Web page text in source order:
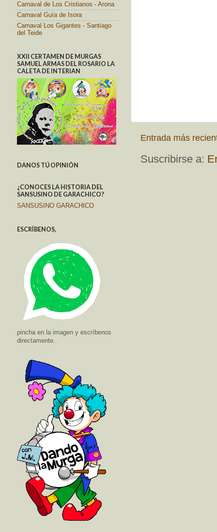
Entrada más
Suscribirse a:
Carnaval de Los Cristianos - Arona
Carnaval Guía de Isora
Carnaval Los Gigantes - Santiago
del Teide
XXII CERTAMEN DE MURGAS
SAMUEL ARMAS DEL ROSARIO LA
CALETA DE INTERIAN
DANOS TÚ OPINIÓN
¿CONOCES LA HISTORIA DEL
SANSUSINO DE GARACHICO?
SANSUSINO GARACHICO
ESCRÍBENOS,
pincha en la imagen y escríbenos
directamente..